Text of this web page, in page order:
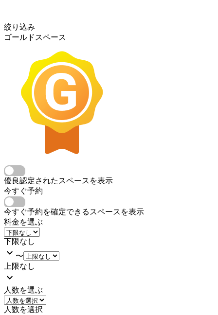
絞り込み
ゴールドスペース
優良認定されたスペースを表示
今すぐ予約
今すぐ予約を確定できるスペースを表示
料金を選ぶ
下限なし
〜
上限なし
人数を選ぶ
人数を選択